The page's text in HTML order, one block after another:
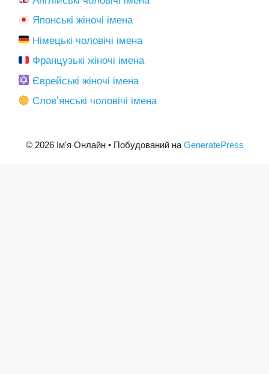
Японські жіночі імена
Німецькі чоловічі імена
Французькі жіночі імена
Єврейські жіночі імена
Словʼянські чоловічі імена
© 2026 Ім'я Онлайн• Побудований на GeneratePress